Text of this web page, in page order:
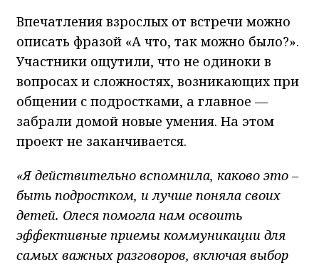
Впечатления взрослых от встречи можно
описать фразой «А что, так можно было?».
Участники ощутили, что не одиноки в
вопросах и сложностях, возникающих при
общении с подростками, а главное —
забрали домой новые умения. На этом
проект не заканчивается.
«Я действительно вспомнила, каково это –
быть подростком, и лучше поняла своих
детей. Олеся помогла нам освоить
эффективные приемы коммуникации для
самых важных разговоров, включая выбор